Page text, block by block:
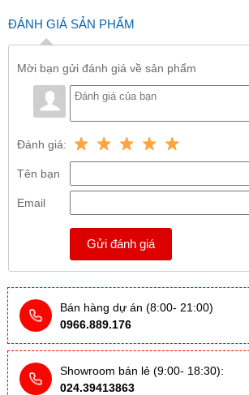
ĐÁNH GIÁ SẢN PHẨM
Mời bạn gửi đánh giá về sản phẩm
Đánh giá:
Tên bạn
Email
Gửi đánh giá
Bán hàng dự án (8:00- 21:00)
0966.889.176
Showroom bán lẻ (9:00- 18:30):
024.39413863